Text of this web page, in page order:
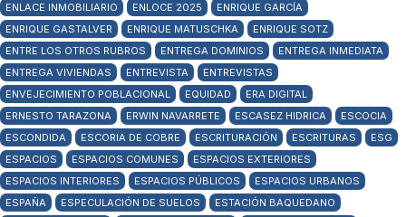
ENLACE INMOBILIARIO
ENLOCE 2025
ENRIQUE GARCÍA
ENRIQUE GASTALVER
ENRIQUE MATUSCHKA
ENRIQUE SOTZ
ENTRE LOS OTROS RUBROS
ENTREGA DOMINIOS
ENTREGA INMEDIATA
ENTREGA VIVIENDAS
ENTREVISTA
ENTREVISTAS
ENVEJECIMIENTO POBLACIONAL
EQUIDAD
ERA DIGITAL
ERNESTO TARAZONA
ERWIN NAVARRETE ESCASEZ HIDRICA
ESCOCIA
ESCONDIDA
ESCORIA DE COBRE ESCRITURACIÓN ESCRITURAS
ESG
ESPACIOS
ESPACIOS COMUNES
ESPACIOS EXTERIORES
ESPACIOS INTERIORES
ESPACIOS PÚBLICOS
ESPACIOS URBANOS
ESPAÑA
ESPECULACIÓN DE SUELOS
ESTACIÓN BAQUEDANO